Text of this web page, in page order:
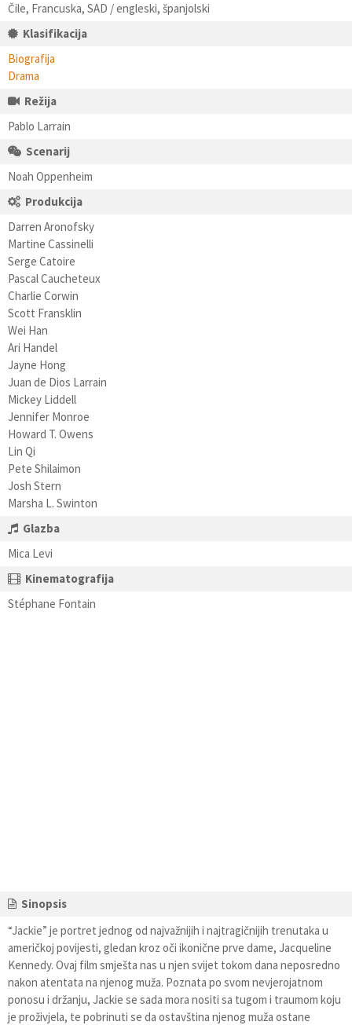
Čile, Francuska, SAD / engleski, španjolski
Klasifikacija
Biografija
Drama
Režija
Pablo Larrain
Scenarij
Noah Oppenheim
Produkcija
Darren Aronofsky
Martine Cassinelli
Serge Catoire
Pascal Caucheteux
Charlie Corwin
Scott Fransklin
Wei Han
Ari Handel
Jayne Hong
Juan de Dios Larrain
Mickey Liddell
Jennifer Monroe
Howard T. Owens
Lin Qi
Pete Shilaimon
Josh Stern
Marsha L. Swinton
Glazba
Mica Levi
Kinematografija
Stéphane Fontain
Sinopsis
“Jackie” je portret jednog od najvažnijih i najtragičnijih trenutaka u
američkoj povijesti, gledan kroz oči ikonične prve dame, Jacqueline
Kennedy. Ovaj film smješta nas u njen svijet tokom dana neposredno
nakon atentata na njenog muža. Poznata po svom nevjerojatnom
ponosu i držanju, Jackie se sada mora nositi sa tugom i traumom koju
je proživjela, te pobrinuti se da ostavština njenog muža ostane